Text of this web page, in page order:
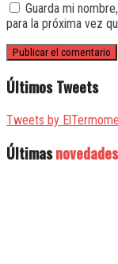
Guarda mi
para la próxima vez
Últimos Tweets
Tweets by
Últimasnovedades